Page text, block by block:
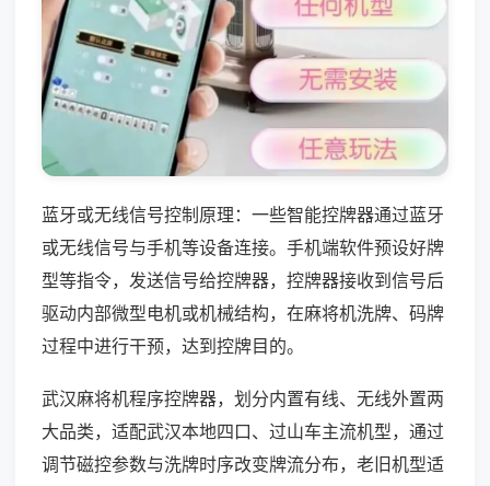
蓝牙或无线信号控制原理：一些智能控牌器通过蓝牙
或无线信号与手机等设备连接。手机端软件预设好牌
型等指令，发送信号给控牌器，控牌器接收到信号后
驱动内部微型电机或机械结构，在麻将机洗牌、码牌
过程中进行干预，达到控牌目的。
武汉麻将机程序控牌器，划分内置有线、无线外置两
大品类，适配武汉本地四口、过山车主流机型，通过
调节磁控参数与洗牌时序改变牌流分布，老旧机型适